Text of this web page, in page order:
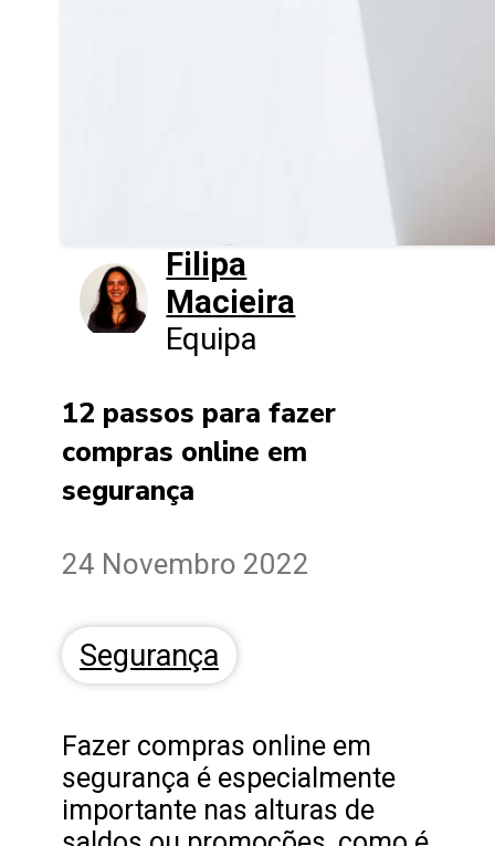
Filipa
Macieira
Equipa
12 passos para fazer
compras online em
segurança
24 Novembro 2022
Segurança
Fazer compras online em
segurança é especialmente
importante nas alturas de